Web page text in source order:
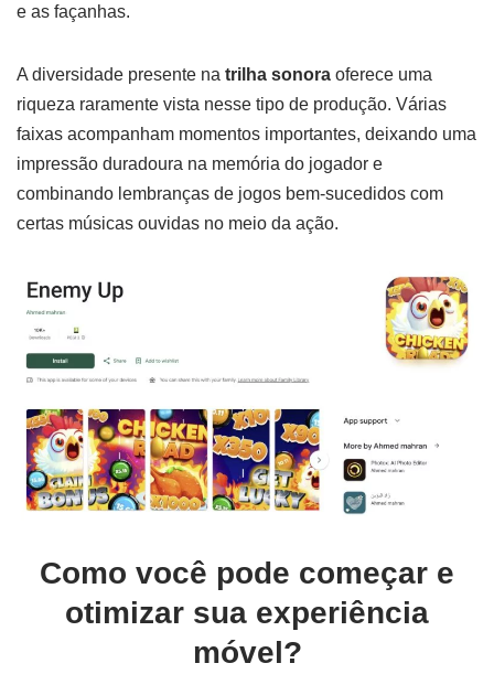
e as façanhas.
A diversidade presente na trilha sonora oferece uma
riqueza raramente vista nesse tipo de produção. Várias
faixas acompanham momentos importantes, deixando uma
impressão duradoura na memória do jogador e
combinando lembranças de jogos bem-sucedidos com
certas músicas ouvidas no meio da ação.
Como você pode começar e
otimizar sua experiência
móvel?